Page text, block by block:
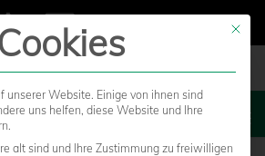
MENU
Mit
unserer Website. Einige von ihnen sind
uns helfen, diese Website und Ihre
alt sind und Ihre Zustimmung zu freiwilligen